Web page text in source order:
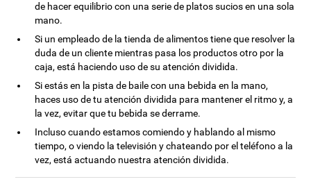
de hacer equilibrio con una serie de platos sucios en una sola
mano.
Si un empleado de la tienda de alimentos tiene que resolver la
duda de un cliente mientras pasa los productos otro por la
caja, está haciendo uso de su atención dividida.
Si estás en la pista de baile con una bebida en la mano,
haces uso de tu atención dividida para mantener el ritmo y, a
la vez, evitar que tu bebida se derrame.
Incluso cuando estamos comiendo y hablando al mismo
tiempo, o viendo la televisión y chateando por el teléfono a la
vez, está actuando nuestra atención dividida.